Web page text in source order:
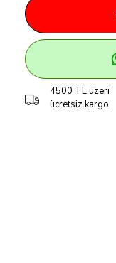
4500 TL üzeri
ücretsiz kargo